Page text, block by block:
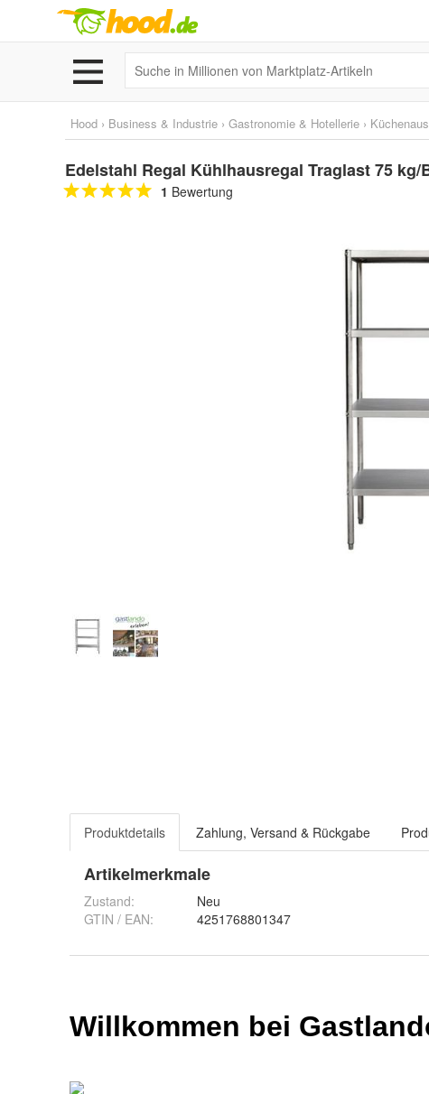
Hood › Business & Industrie › Gastronomie & Hotellerie ›
Edelstahl Regal Kühlhausregal Traglast 75 kg/
1 Bewertung
Produktdetails Zahlung, Versand & Rückgabe
Artikelmerkmale
Zustand:
Neu
GTIN / EAN:
4251768801347